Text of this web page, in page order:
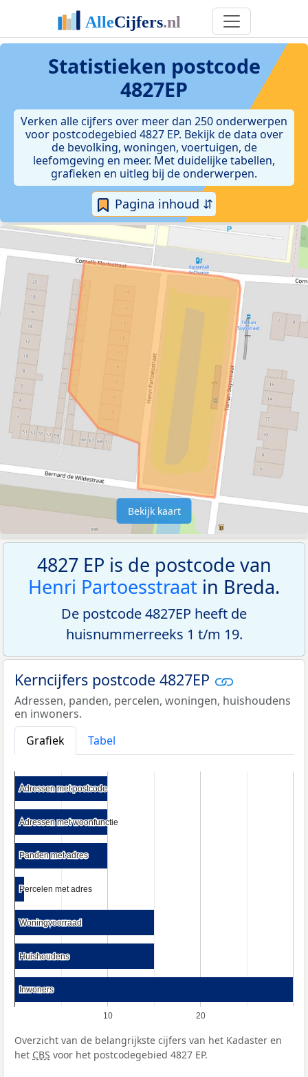
Statistieken postcode
4827EP
Verken alle cijfers over meer dan 250 onderwerpen
voor postcodegebied 4827 EP. Bekijk de data over
de bevolking, woningen, voertuigen, de
leefomgeving en meer. Met duidelijke tabellen,
grafieken en uitleg bij de onderwerpen.
Pagina inhoud ⇵
Bekijk kaart
4827 EP is de postcode van
Henri Partoesstraat in Breda.
De postcode 4827EP heeft de
huisnummerreeks 1 t/m 19.
Kerncijfers postcode 4827EP
Adressen, panden, percelen, woningen, huishoudens
en inwoners.
Grafiek
Tabel
10 20
Adressen met postcode
Adressen met postcode
Adressen met woonfunctie
Adressen met woonfunctie
Panden met adres
Panden met adres
Percelen met adres
Percelen met adres
Woningvoorraad
Woningvoorraad
Huishoudens
Huishoudens
Inwoners
Inwoners
Overzicht van de belangrijkste cijfers van het Kadaster en
het CBS voor het postcodegebied 4827 EP.